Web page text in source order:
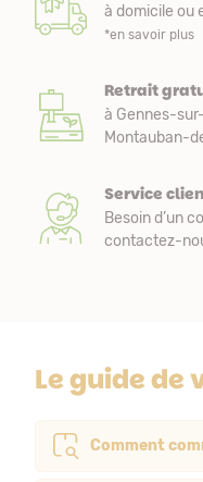
à domicile ou
*en savoir plus
Retrait
à Gennes-
Montauban-
Service
Besoin d’un
contactez-
Le guide de
Comment